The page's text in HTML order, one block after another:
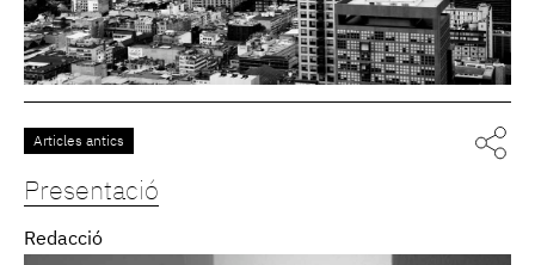
Articles antics
Presentació
Redacció